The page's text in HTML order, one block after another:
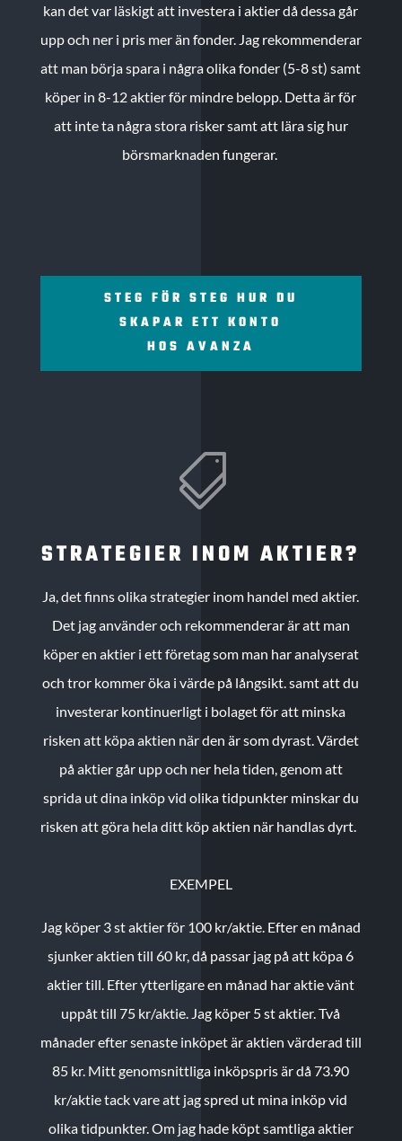
kan det var läskigt att investera i aktier då dessa går
upp och ner i pris mer än fonder. Jag rekommenderar
att man börja spara i några olika fonder (5-8 st) samt
köper in 8-12 aktier för mindre belopp. Detta är för
att inte ta några stora risker samt att lära sig hur
börsmarknaden fungerar.
STEG FÖR STEG HUR DU
SKAPAR ETT KONTO
HOS AVANZA

STRATEGIER INOM AKTIER?
Ja, det finns olika strategier inom handel med aktier.
Det jag använder och rekommenderar är att man
köper en aktier i ett företag som man har analyserat
och tror kommer öka i värde på långsikt. samt att du
investerar kontinuerligt i bolaget för att minska
risken att köpa aktien när den är som dyrast. Värdet
på aktier går upp och ner hela tiden, genom att
sprida ut dina inköp vid olika tidpunkter minskar du
risken att göra hela ditt köp aktien när handlas dyrt.
EXEMPEL
Jag köper 3 st aktier för 100 kr/aktie. Efter en månad
sjunker aktien till 60 kr, då passar jag på att köpa 6
aktier till. Efter ytterligare en månad har aktie vänt
uppåt till 75 kr/aktie. Jag köper 5 st aktier.Två
månader efter senaste inköpet är aktien värderad till
85 kr. Mitt genomsnittliga inköpspris är då 73.90
kr/aktie tack vare att jag spred ut mina inköp vid
olika tidpunkter. Om jag hade köpt samtliga aktier